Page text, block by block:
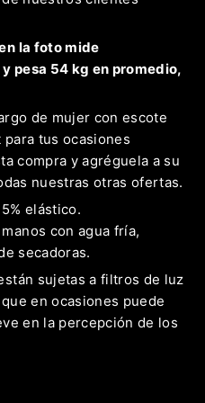
la foto mide
pesa 54 kg en promedio,
de mujer con escote
tus ocasiones
compra y agréguela a su
nuestras otras ofertas.
elástico.
con agua fría,
secadoras.
sujetas a filtros de luz
en ocasiones puede
en la percepción de los